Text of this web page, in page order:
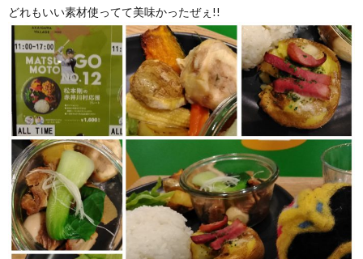
どれもいい素材使ってて美味かったぜぇ!!